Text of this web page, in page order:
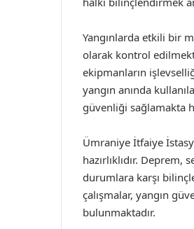
Yangınlarda etkili bir
olarak kontrol
ekipmanların
yangın anında
güvenliği sağlamakta
Ümraniye İtfaiye
hazırlıklıdır.
durumlara karşı
çalışmalar, yangın
bulunmaktadır.